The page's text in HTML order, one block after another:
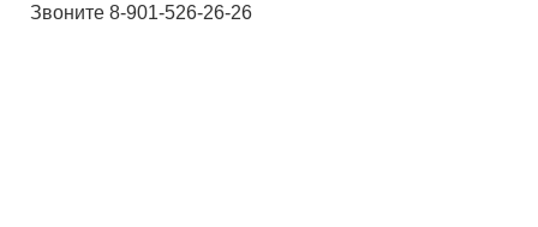
Звоните 8-901-526-26-26